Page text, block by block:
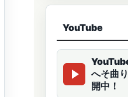
YouTube
へそ曲
開中！